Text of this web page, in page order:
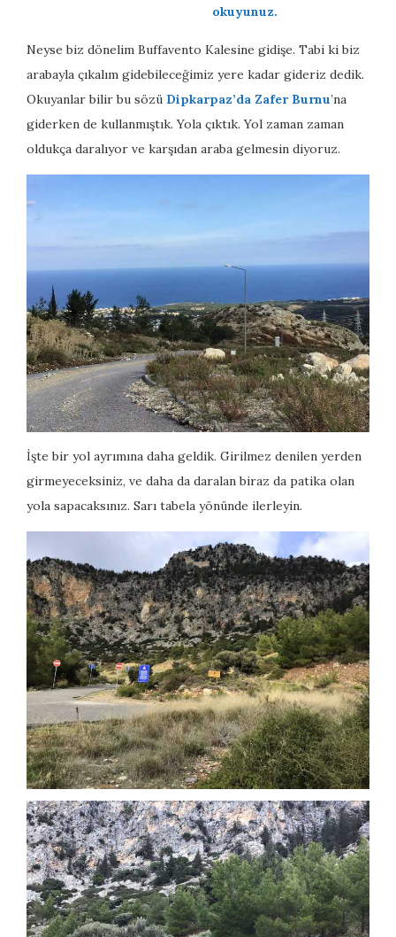
okuyunuz.
Neyse biz dönelim Buffavento Kalesine gidişe. Tabi ki biz
arabayla çıkalım gidebileceğimiz yere kadar gideriz dedik.
Okuyanlar bilir bu sözü Dipkarpaz’da Zafer Burnu’na
giderken de kullanmıştık. Yola çıktık. Yol zaman zaman
oldukça daralıyor ve karşıdan araba gelmesin diyoruz.
İşte bir yol ayrımına daha geldik. Girilmez denilen yerden
girmeyeceksiniz, ve daha da daralan biraz da patika olan
yola sapacaksınız. Sarı tabela yönünde ilerleyin.